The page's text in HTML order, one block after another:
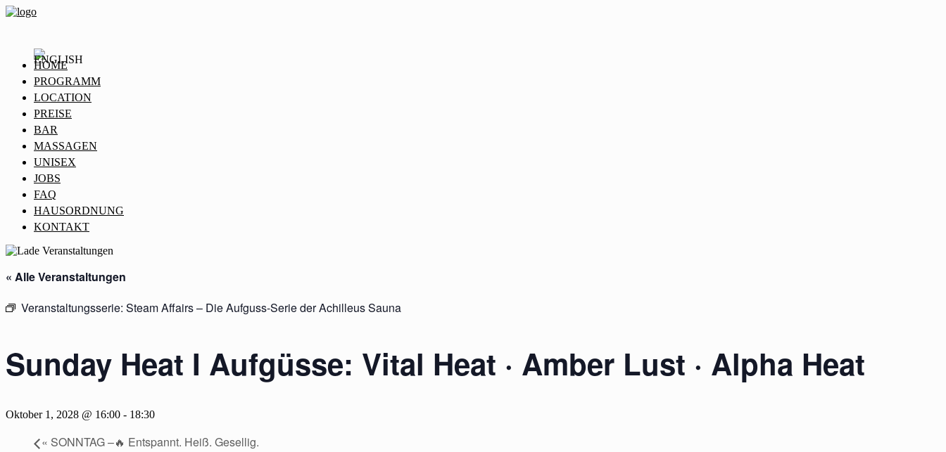
HOME
PROGRAMM
LOCATION
PREISE
BAR
MASSAGEN
UNISEX
JOBS
FAQ
HAUSORDNUNG
KONTAKT
« Alle Veranstaltungen
Veranstaltungsserie: Steam Affairs – Die Aufguss-Serie der Achilleus Sauna
Sunday Heat I Aufgüsse: Vital Heat · Amber Lust · Alpha Heat
Oktober 1, 2028 @ 16:00 - 18:30
« SONNTAG –🔥 Entspannt. Heiß. Gesellig.